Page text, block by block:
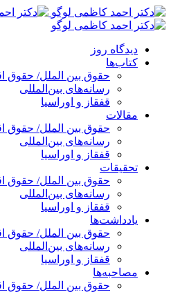
پرش
به
دیدگاه روز
کتاب‌ها
حقوق بین الملل/ حقوق
رسانه‌های بین‌المللی
قفقاز و اوراسیا
مقالات
حقوق بین الملل/ حقوق
رسانه‌های بین‌المللی
قفقاز و اوراسیا
تحقیقات
حقوق بین الملل/ حقوق
رسانه‌های بین‌المللی
قفقاز و اوراسیا
یادداشت‌ها
حقوق بین الملل/ حقوق
رسانه‌های بین‌المللی
قفقاز و اوراسیا
مصاحبه‌ها
حقوق بین الملل/ حقوق